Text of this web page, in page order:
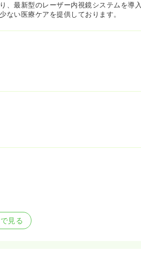
、最新型のレーザー内視鏡システムを導入
ない医療ケアを提供しております。
見る